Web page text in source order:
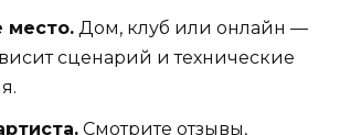
место. Дом, клуб или онлайн —
сценарий и технические
Смотрите отзывы,